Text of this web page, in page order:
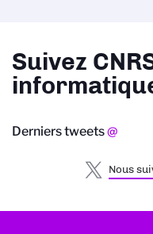
Suivez
Derniers tweets@
Nous